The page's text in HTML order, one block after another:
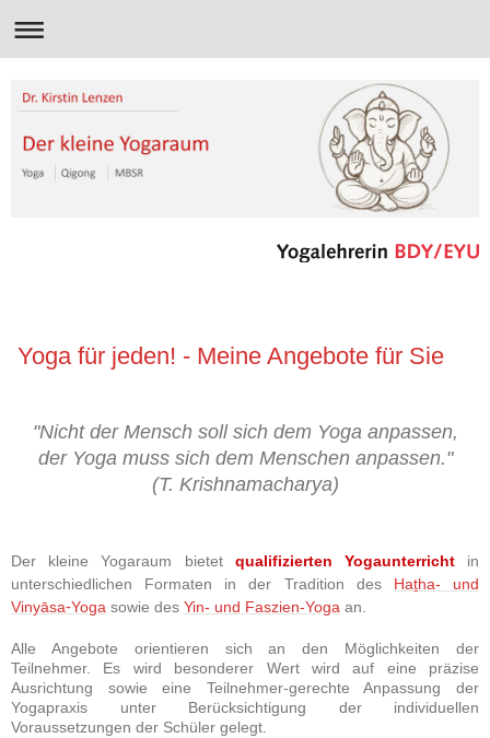
Yoga für jeden! - Meine Angebote für Sie
"Nicht der Mensch soll sich dem Yoga anpassen,
der Yoga muss sich dem Menschen anpassen."
(T. Krishnamacharya)
Der kleine Yogaraum bietet qualifizierten Yogaunterrichtin
unterschiedlichen Formaten in der Tradition des Haṯha- und
Vinyāsa-Yoga sowie des Yin- und Faszien-Yoga an.
Alle Angebote orientieren sich an den Möglichkeiten der
Teilnehmer. Es wird besonderer Wert wird auf eine präzise
Ausrichtung sowie eine Teilnehmer-gerechteAnpassung der
Yogapraxis unter Berücksichtigung der individuellen
Voraussetzungen der Schüler gelegt.